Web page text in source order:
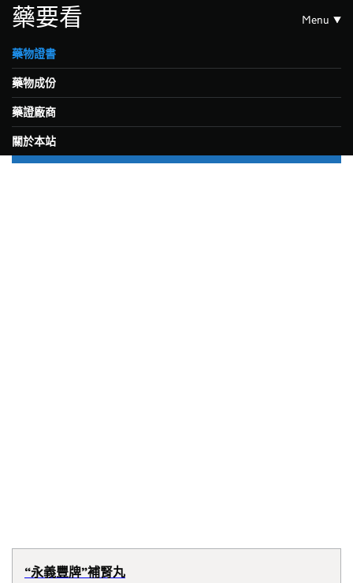
藥要看 Menu
藥物證書
藥物成份
藥證廠商
關於本站
“永義豐牌”補腎丸